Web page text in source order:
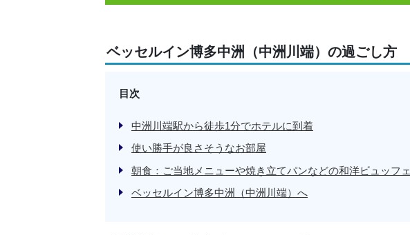
ベッセルイン博多中洲（中洲川端）の過ごし方
目次
中洲川端駅から徒歩1分でホテルに到着
使い勝手が良さそうなお部屋
朝食：ご当地メニューや焼き立てパンなどの和洋ビュッフェ
ベッセルイン博多中洲（中洲川端）へ